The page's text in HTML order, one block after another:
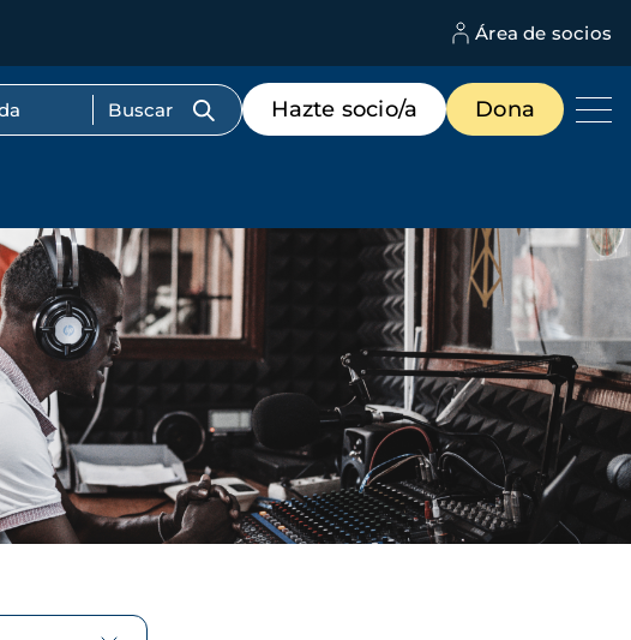
Área de socios
Menú
de
destacados
Hazte socio/a Dona